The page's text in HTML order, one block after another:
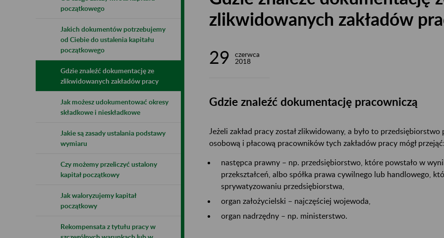
początkowego
Jakich dokumentów potrzebujemy
od Ciebie do ustalenia kapitału
początkowego
Gdzie znaleźć dokumentację ze
zlikwidowanych zakładów pracy
Jak możesz udokumentować okresy
składkowe i nieskładkowe
Jakie są zasady ustalania podstawy
wymiaru
Czy możemy przeliczyć ustalony
kapitał początkowy
Jak waloryzujemy kapitał
początkowy
Rekompensata z tytułu pracy w
zlikwidowanych zakładów
29
czerwca
2018
Gdzie znaleźć dokumentację pracowniczą
Jeżeli zakład pracy został zlikwidowany, a było to
osobową i płacową pracowników tych zakładów pracy mógł przejąć:
następca prawny – np. przedsiębiorstwo, które powstało w
przekształceń, albo spółka prawa cywilnego lub handlowego,
sprywatyzowaniu przedsiębiorstwa,
organ założycielski – najczęściej wojewoda,
organ nadrzędny – np. ministerstwo.